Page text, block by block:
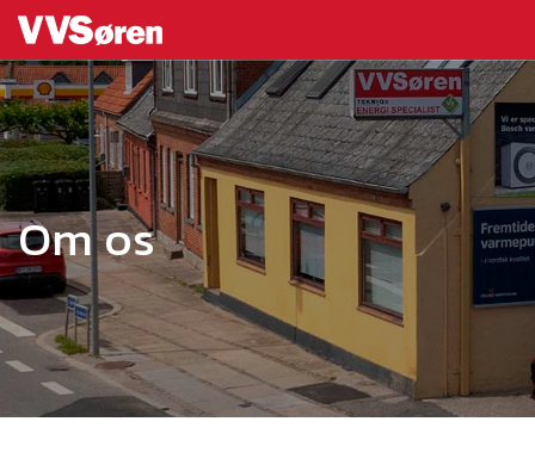
Om os